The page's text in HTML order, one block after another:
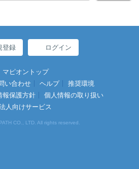
登録 ログイン
マピオントップ
い合わせ ヘルプ
推奨環境
報保護方針
個人情報の取り扱い
人向けサービス
CO., LTD. All rights reserved.